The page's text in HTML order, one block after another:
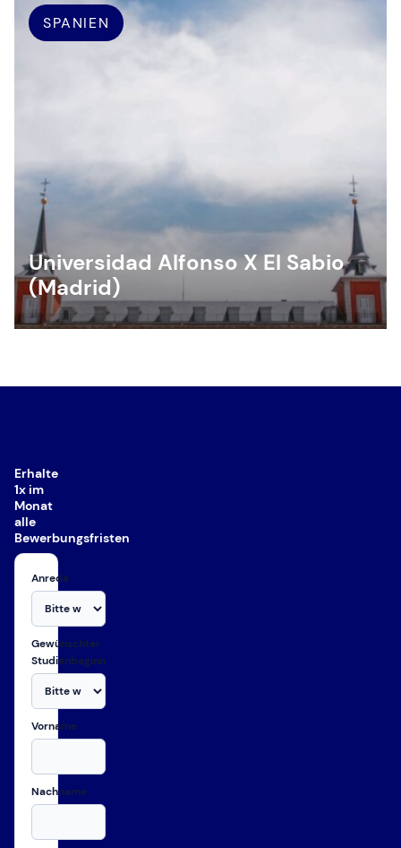
SPANIEN
Universidad Alfonso X El Sabio
(Madrid)
Erhalte
1x im
Monat
alle
Bewerbungsfristen
Anrede
Gewünschter
Studienbeginn
Vorname
Nachname